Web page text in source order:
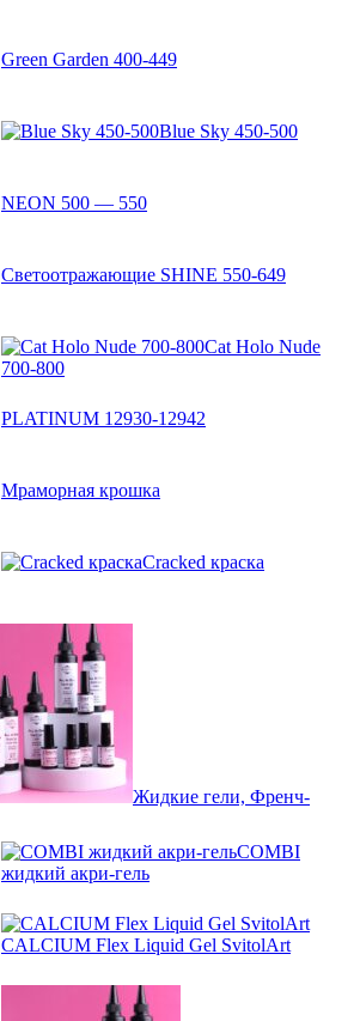
Green Garden 400-449
Blue Sky 450-500
NEON 500 — 550
Светоотражающие SHINE 550-649
Cat Holo Nude
700-800
PLATINUM 12930-12942
Мраморная крошка
Cracked краска
Жидкие гели, Френч-
COMBI
жидкий акри-гель
CALCIUM Flex Liquid Gel SvitolArt